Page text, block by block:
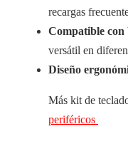
recargas
Compatible con
versátil en
Diseño
Más kit de
periféricos